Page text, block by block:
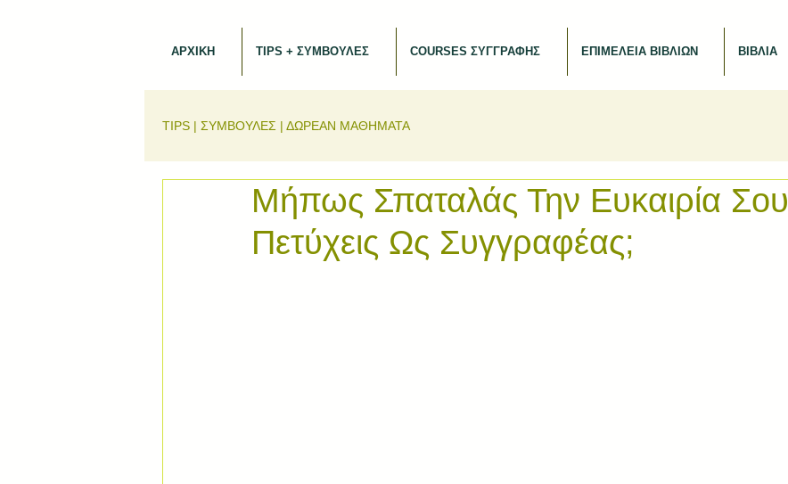
ΑΡΧΙΚΗ TIPS + ΣΥΜΒΟΥΛΕΣ COURSES ΣΥΓΓΡΑΦΗΣ ΕΠΙΜΕΛΕΙΑ ΒΙΒΛΙΩΝ ΒΙΒΛΙΑ
TIPS | ΣΥΜΒΟΥΛΕΣ | ΔΩΡΕΑΝ ΜΑΘΗΜΑΤΑ
Μήπως Σπαταλάς Την Ευκαιρία
Πετύχεις Ως Συγγραφέας;